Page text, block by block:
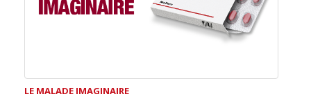
LE MALADE IMAGINAIRE